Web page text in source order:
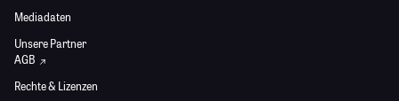
Mediadaten
Unsere Partner
AGB
Rechte & Lizenzen